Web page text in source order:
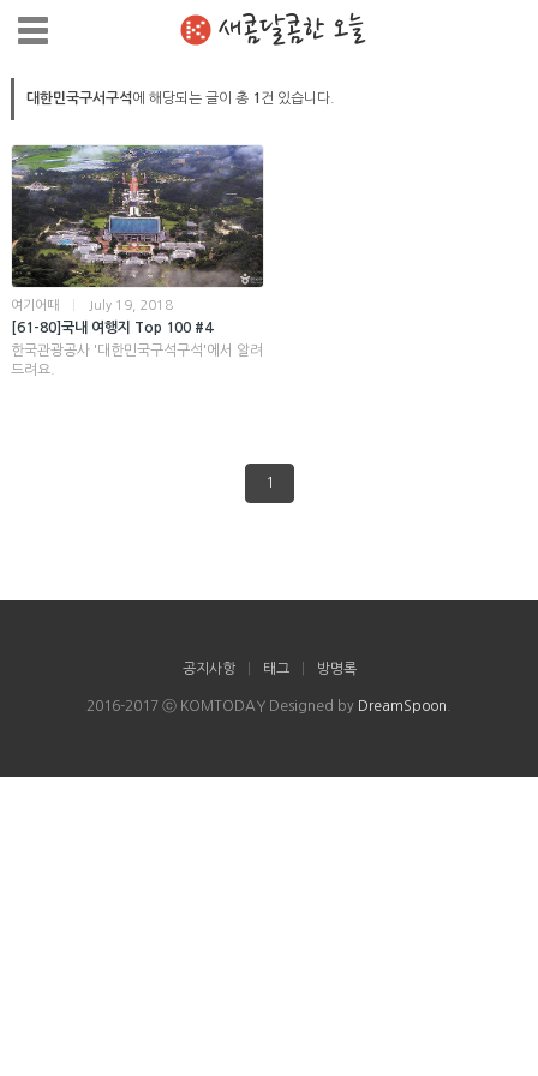
새콤달콤한 오늘
대한민국구서구석에 해당되는 글이 총 1 건 있습니다.
여기어때 July 19, 2018
[61-80]국내 여행지 Top 100 #4
한국관광공사 '대한민국구석구석'에서 알려
드려요.
1
공지사항 태그 방명록
2016-2017 ⓒ KOMTODAY Designed by DreamSpoon